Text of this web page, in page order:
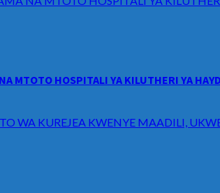
MTOTO HOSPITALI YA KILUTHERI YA
WA KUREJEA KWENYE MAADILI,